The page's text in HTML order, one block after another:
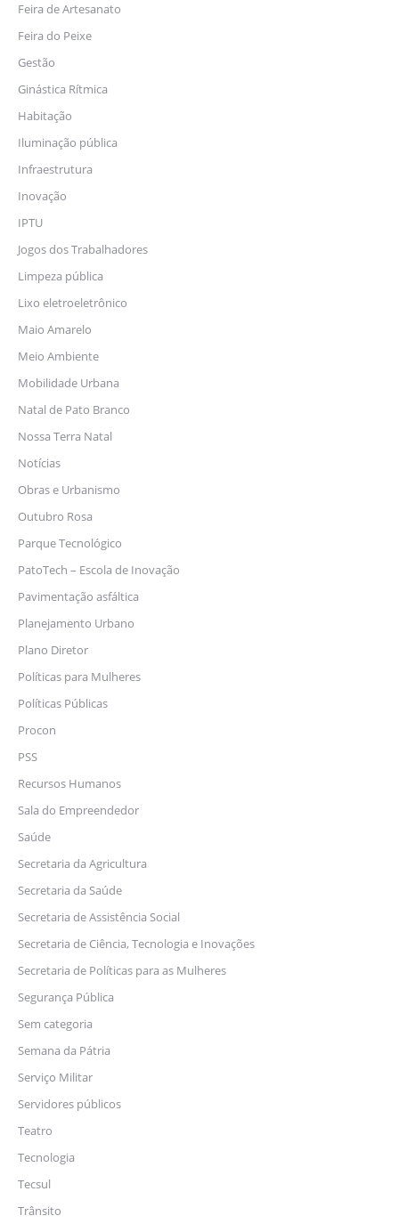
Feira de Artesanato
Feira do Peixe
Gestão
Ginástica Rítmica
Habitação
Iluminação pública
Infraestrutura
Inovação
IPTU
Jogos dos Trabalhadores
Limpeza pública
Lixo eletroeletrônico
Maio Amarelo
Meio Ambiente
Mobilidade Urbana
Natal de Pato Branco
Nossa Terra Natal
Notícias
Obras e Urbanismo
Outubro Rosa
Parque Tecnológico
PatoTech – Escola de Inovação
Pavimentação asfáltica
Planejamento Urbano
Plano Diretor
Políticas para Mulheres
Políticas Públicas
Procon
PSS
Recursos Humanos
Sala do Empreendedor
Saúde
Secretaria da Agricultura
Secretaria da Saúde
Secretaria de Assistência Social
Secretaria de Ciência, Tecnologia e Inovações
Secretaria de Políticas para as Mulheres
Segurança Pública
Sem categoria
Semana da Pátria
Serviço Militar
Servidores públicos
Teatro
Tecnologia
Tecsul
Trânsito